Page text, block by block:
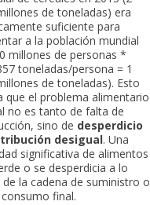
de toneladas) era
suficiente para
a la población mundial
millones de personas *
toneladas/persona = 1
de toneladas). Esto
que el problema alimentario
no es tanto de falta de
sino de desperdicio
desigual. Una
significativa de alimentos
o se desperdicia a lo
la cadena de suministro o
final.